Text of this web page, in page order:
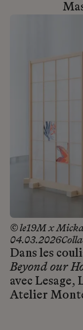
© le19M x
04.03.2026
Dans les
Beyond our
avec Lesage,
Atelier